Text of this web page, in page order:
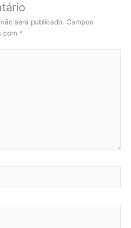
será publicado. Campos
com *